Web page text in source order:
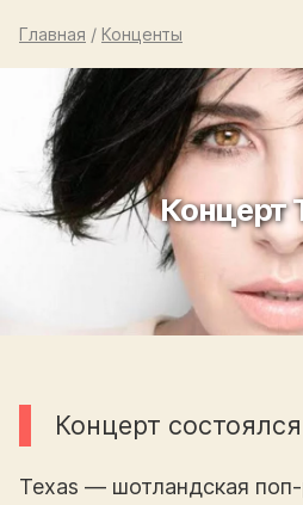
Главная / Конценты
Концерт
Концерт
Texas — шотландская поп-